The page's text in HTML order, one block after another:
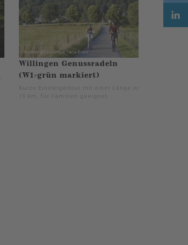
Willingen Genussradeln
(W1>grün markiert)
Kurze Einsteigertour mit einer Länge von
15 km, für Familien geeignet.